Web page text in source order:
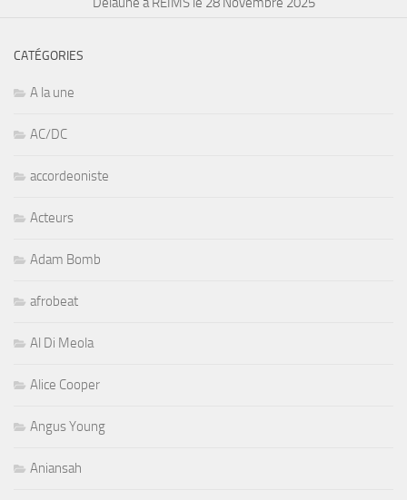
CATÉGORIES
A la une
AC/DC
accordeoniste
Acteurs
Adam Bomb
afrobeat
Al Di Meola
Alice Cooper
Angus Young
Aniansah